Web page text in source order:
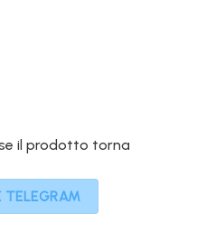
il prodotto torna
TELEGRAM